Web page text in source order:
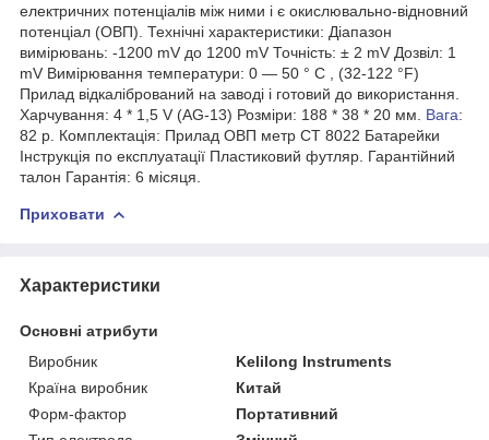
електричних потенціалів між ними і є окислювально-відновний
потенціал (ОВП). Технічні характеристики: Діапазон
вимірювань: -1200 mV до 1200 mV Точність: ± 2 mV Дозвіл: 1
mV Вимірювання температури: 0 ― 50 ° C , (32-122 °F)
Прилад відкалібрований на заводі і готовий до використання.
Харчування: 4 * 1,5 V (AG-13) Розміри: 188 * 38 * 20 мм. Вага:
82 р. Комплектація: Прилад ОВП метр СТ 8022 Батарейки
Інструкція по експлуатації Пластиковий футляр. Гарантійний
талон Гарантія: 6 місяця.
Приховати
Характеристики
Основні атрибути
Виробник
Kelilong Instruments
Країна виробник
Китай
Форм-фактор
Портативний